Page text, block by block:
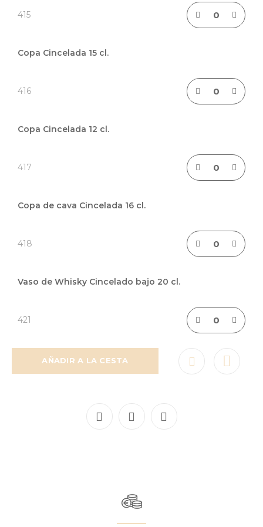
415
Copa Cincelada 15 cl.
416
Copa Cincelada 12 cl.
417
Copa de cava Cincelada 16 cl.
418
Vaso de Whisky Cincelado bajo 20 cl.
421
AÑADIR A LA CESTA